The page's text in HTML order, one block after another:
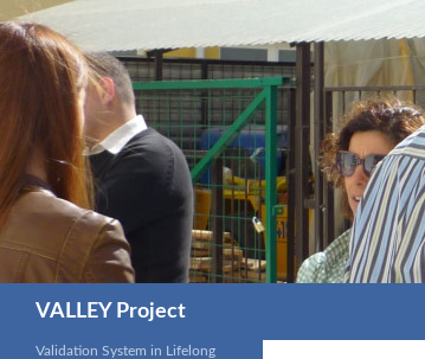
Aller
au
contenu
VALLEY Project
Validation System in Lifelong